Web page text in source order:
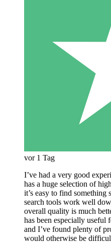
vor 1 Tag
I’ve had a very good
has a huge selection of
it’s easy to find
search tools work well
overall quality is much
has been especially useful
and I’ve found plenty of
would otherwise be